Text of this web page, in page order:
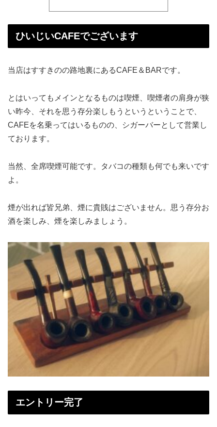
ひいじいCAFEでございます
当店はすすきのの路地裏にあるCAFE＆BARです。
とはいってもメインとなるものは喫煙、喫煙者の肩身が狭
い昨今、それを思う存分楽しもうというということで、
CAFEを名乗ってはいるものの、シガーバーとして営業し
ております。
当然、全席喫煙可能です。タバコの種類も何でも来いです
よ。
煙が出れば皆兄弟、煙に貴賎はございません。思う存分お
酒を楽しみ、煙を楽しみましょう。
エントリー完了